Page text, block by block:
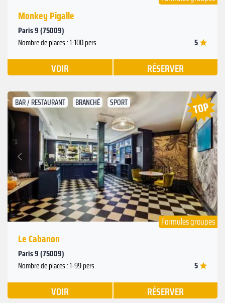
Monkey Pigalle
Paris 9 (75009)
Nombre de places : 1-100 pers. 5
VOIR RÉSERVER
BAR / RESTAURANT BRANCHÉ SPORT
Précédent
Suivant
Formules groupes
Le Cabanon
Paris 9 (75009)
Nombre de places : 1-99 pers. 5
VOIR RÉSERVER